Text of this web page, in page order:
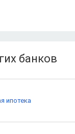
банков
ипотека